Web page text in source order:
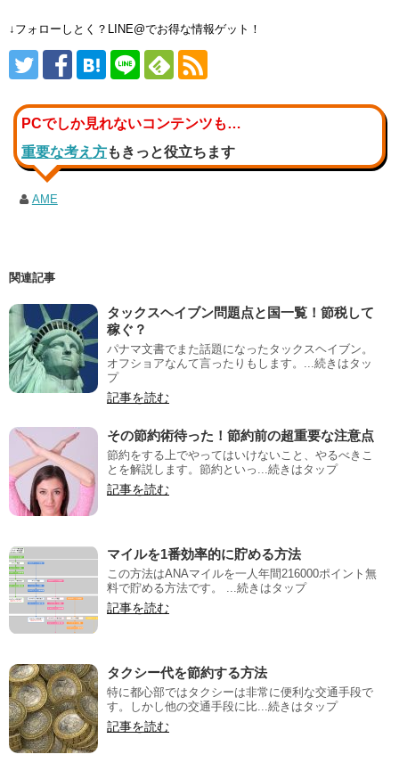
↓フォローしとく？LINE@でお得な情報ゲット！
PCでしか見れないコンテンツも…
重要な考え方もきっと役立ちます
AME
関連記事
タックスヘイブン問題点と国一覧！節税して
稼ぐ？
パナマ文書でまた話題になったタックスヘイブン。
オフショアなんて言ったりもします。...続きはタッ
プ
記事を読む
その節約術待った！節約前の超重要な注意点
節約をする上でやってはいけないこと、やるべきこ
とを解説します。節約といっ...続きはタップ
記事を読む
マイルを1番効率的に貯める方法
この方法はANAマイルを一人年間216000ポイント無
料で貯める方法です。 ...続きはタップ
記事を読む
タクシー代を節約する方法
特に都心部ではタクシーは非常に便利な交通手段で
す。しかし他の交通手段に比...続きはタップ
記事を読む